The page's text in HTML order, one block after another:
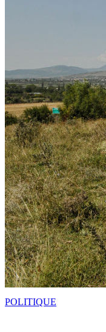
POLITIQUE